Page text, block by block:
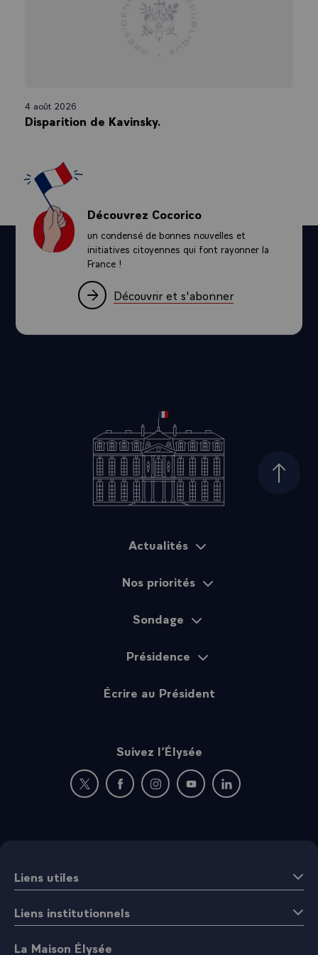
4 août 2026
Disparition de Kavinsky.
Découvrez Cocorico
un condensé de bonnes nouvelles et
initiatives citoyennes qui font rayonner la
France !
Découvrir et s'abonner
Haut
Actualités
Nos priorités
Sondage
Présidence
Écrire au Président
Suivez l’Élysée
Nouvelle fenêtre : rejoignez-nous sur Twitter
Nouvelle fenêtre : rejoignez-nous sur
Nouvelle fenêtre : rejoignez-nous
Nouvelle fenêtre :
Nouvelle fenêtre :
Liens utiles
Liens institutionnels
La Maison Élysée